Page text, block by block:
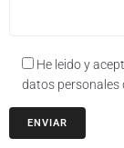
He leido y
datos personales